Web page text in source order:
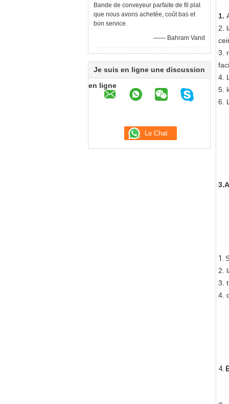
Bande de conveyeur parfaite de fil plat
que nous avons achetée, coût bas et
bon service.
—— Bahram Vand
Je suis en ligne une discussion
en ligne
1.
2.
3.
4.
5.
6.
1.
2.
3.
4.
4.